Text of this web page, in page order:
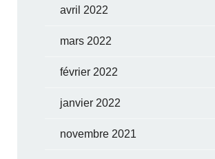
avril 2022
mars 2022
février 2022
janvier 2022
novembre 2021